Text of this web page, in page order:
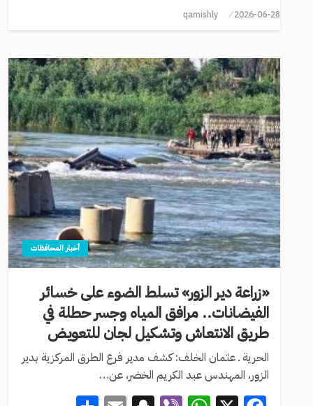
2026-06-28
qamishly
أخبار المحافظات
«زراعة دير الزور» تسلط الضوء على خسائر
الفيضانات.. مرافق المياه وجسر حطلة في
طريق الانتعاش وتشكيل لجان للتعويض
الحرية ـ عثمان الخلف: كشف مدير فرع الطرق المركزية بدير
الزور، المهندس عبد الكريم الخضر، عن…